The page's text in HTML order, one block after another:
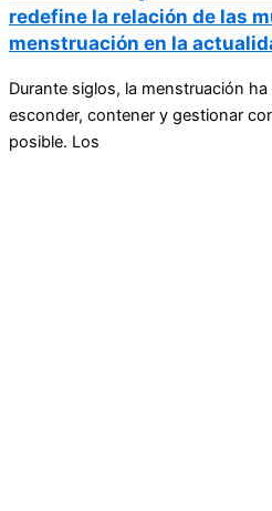
redefine la relación de las
menstruación en la
Durante siglos, la menstruación
esconder, contener y gestionar
posible. Los